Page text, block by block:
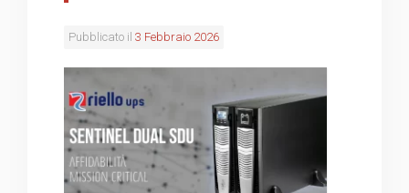
Pubblicato il 3 Febbraio 2026